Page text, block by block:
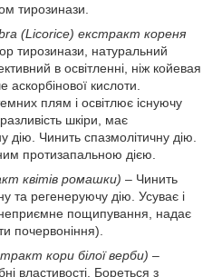
тирозинази.
(Licorice) екстракт кореня
тирозинази, натуральний
в освітленні, ніж койевая
аскорбінової кислоти.
плям і освітлює існуючу
шкіри, має
дію. Чинить спазмолітичну дію.
протизапальною дією.
квітів ромашки) – Чинить
та регенеруючу дію. Усуває і
пощипування, надає
почервоніння).
кори білої верби) –
властивості. Бореться з